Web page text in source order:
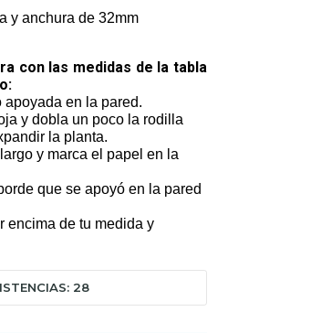
y anchura de 32mm
con las medidas de la tabla
en la pared.
y dobla un poco la rodilla
la planta.
y marca el papel en la
que se apoyó en la pared
encima de tu medida y
28